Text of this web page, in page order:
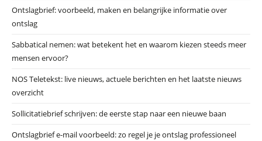
Ontslagbrief: voorbeeld, maken en belangrijke informatie over
ontslag
Sabbatical nemen: wat betekent het en waarom kiezen steeds meer
mensen ervoor?
NOS Teletekst: live nieuws, actuele berichten en het laatste nieuws
overzicht
Sollicitatiebrief schrijven: de eerste stap naar een nieuwe baan
Ontslagbrief e-mail voorbeeld: zo regel je je ontslag professioneel